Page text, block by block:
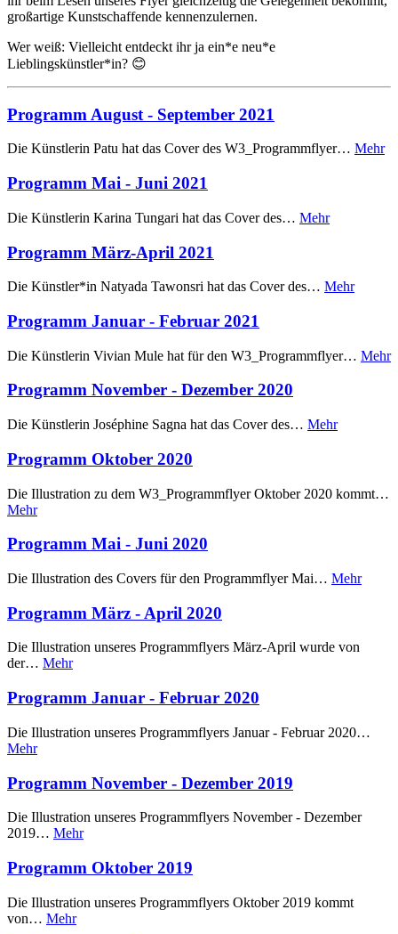
großartige Kunstschaffende kennenzulernen.
Wer weiß: Vielleicht entdeckt ihr ja ein*e neu*e
Lieblingskünstler*in? 😊
Programm August - September 2021
Die Künstlerin Patu hat das Cover des W3_Programmflyer… Mehr
Programm Mai - Juni 2021
Die Künstlerin Karina Tungari hat das Cover des… Mehr
Programm März-April 2021
Die Künstler*in Natyada Tawonsri hat das Cover des… Mehr
Programm Januar - Februar 2021
Die Künstlerin Vivian Mule hat für den W3_Programmflyer… Mehr
Programm November - Dezember 2020
Die Künstlerin Joséphine Sagna hat das Cover des… Mehr
Programm Oktober 2020
Die Illustration zu dem W3_Programmflyer Oktober 2020 kommt…
Mehr
Programm Mai - Juni 2020
Die Illustration des Covers für den Programmflyer Mai… Mehr
Programm März - April 2020
Die Illustration unseres Programmflyers März-April wurde von
der… Mehr
Programm Januar - Februar 2020
Die Illustration unseres Programmflyers Januar - Februar 2020…
Mehr
Programm November - Dezember 2019
Die Illustration unseres Programmflyers November - Dezember
2019… Mehr
Programm Oktober 2019
Die Illustration unseres Programmflyers Oktober 2019 kommt
von… Mehr